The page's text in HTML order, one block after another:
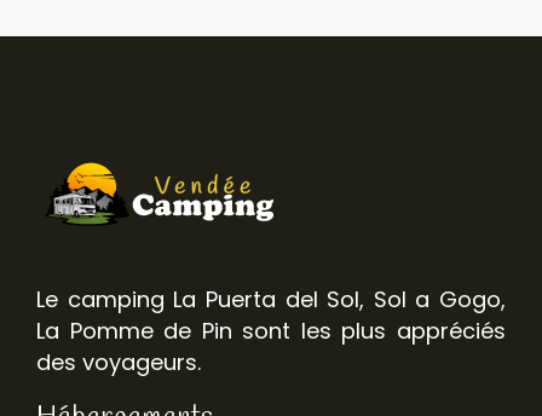
Le camping La Puerta del Sol, Sol a Gogo,
La Pomme de Pin sont les plus appréciés
des voyageurs.